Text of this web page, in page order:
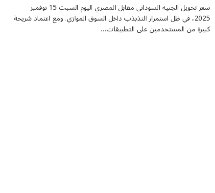
سعر تحويل الجنيه السوداني مقابل المصري اليوم السبت 15 نوفمبر
2025، في ظل استمرار التذبذب داخل السوق الموازي. ومع اعتماد شريحة
كبيرة من المستخدمين على التطبيقات…